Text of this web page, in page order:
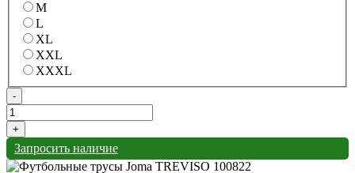
M
L
XL
XXL
XXXL
-
+
Запросить наличие